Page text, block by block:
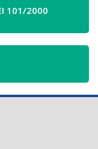
101/2000